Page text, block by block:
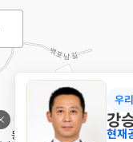
우
강
현재